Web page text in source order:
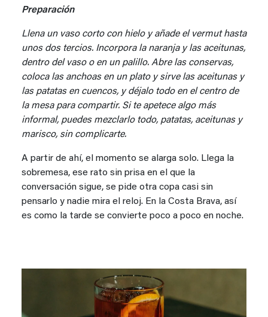
Preparación
Llena un vaso corto con hielo y añade el vermut hasta
unos dos tercios. Incorpora la naranja y las aceitunas,
dentro del vaso o en un palillo. Abre las conservas,
coloca las anchoas en un plato y sirve las aceitunas y
las patatas en cuencos, y déjalo todo en el centro de
la mesa para compartir. Si te apetece algo más
informal, puedes mezclarlo todo, patatas, aceitunas y
marisco, sin complicarte.
A partir de ahí, el momento se alarga solo. Llega la
sobremesa, ese rato sin prisa en el que la
conversación sigue, se pide otra copa casi sin
pensarlo y nadie mira el reloj. En la Costa Brava, así
es como la tarde se convierte poco a poco en noche.